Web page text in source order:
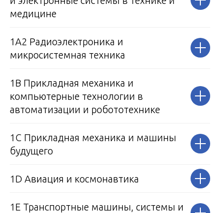
медицине
1А2 Радиоэлектроника и
микросистемная техника
1B Прикладная механика и
компьютерные технологии в
автоматизации и робототехнике
1C Прикладная механика и машины
будущего
1D Авиация и космонавтика
1E Транспортные машины, системы и